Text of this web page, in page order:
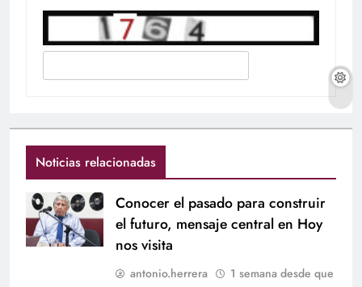
Noticias relacionadas
Conocer el pasado para construir
el futuro, mensaje central en Hoy
nos visita
antonio.herrera
1 semana desde que